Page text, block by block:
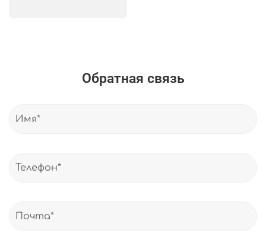
Обратная связь